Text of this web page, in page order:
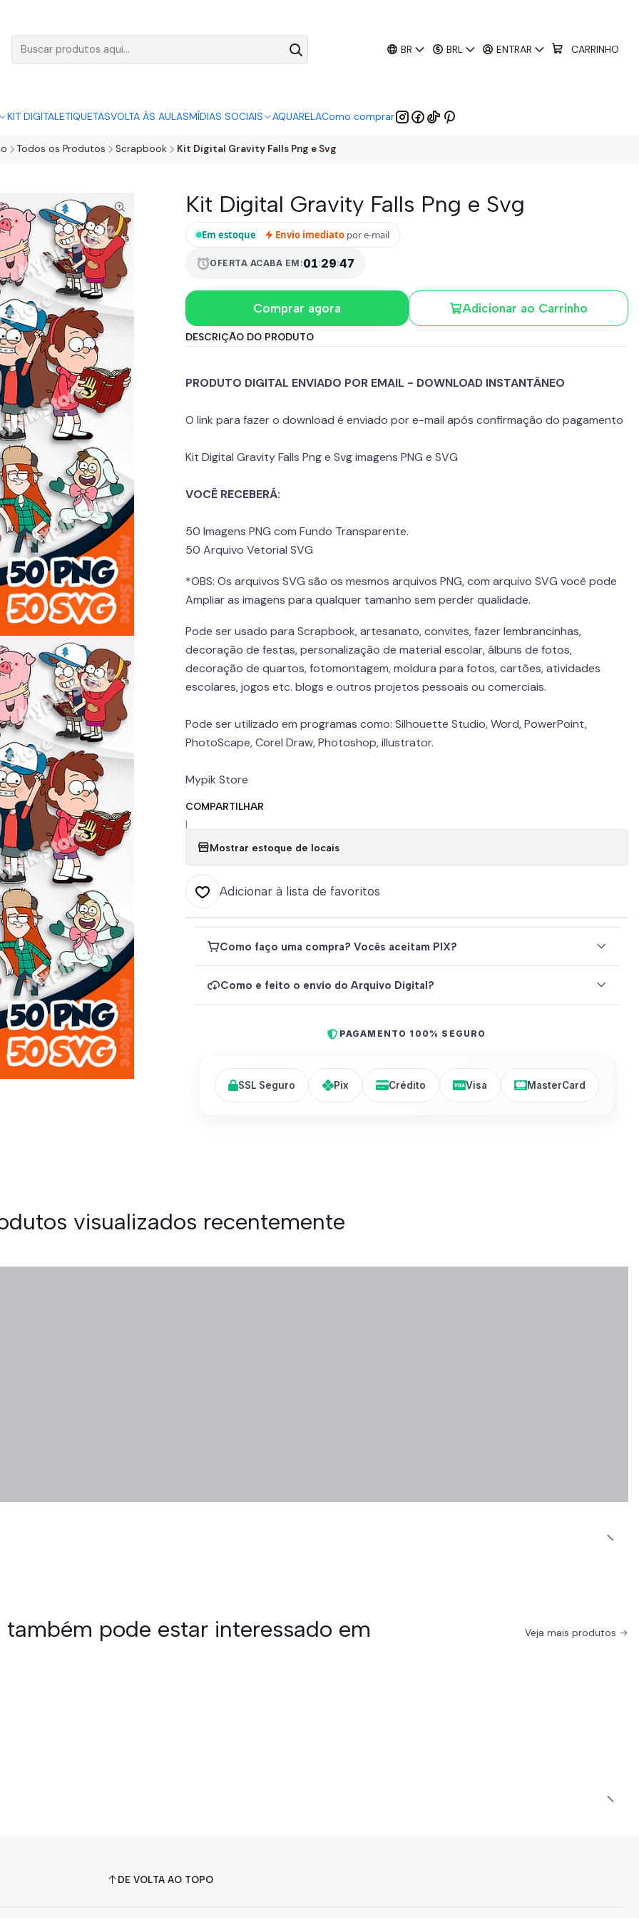
BR BRL ENTRAR CARRINHO
KIT DIGITALETIQUETASVOLTA ÀS AULASMÍDIAS SOCIAIS AQUARELAComo comprar
Todos os Produtos Scrapbook Kit Digital Gravity Falls Png e Svg
Kit Digital Gravity Falls Png e Svg
Em estoque Envio imediato por e-mail
alarmOFERTA ACABA EM:01:29:44
Adicionar ao Carrinho
Comprar agora
DESCRIÇÃO DO PRODUTO
PRODUTO DIGITAL ENVIADO POR EMAIL - DOWNLOAD INSTANTÂNEO
O link para fazer o download é enviado por e-mail após confirmação do pagamento
Kit Digital Gravity Falls Png e Svg imagens PNG e SVG
VOCÊ RECEBERÁ:
50 Imagens PNG com Fundo Transparente.
50 Arquivo Vetorial SVG
*OBS: Os arquivos SVG são os mesmos arquivos PNG, com arquivo SVG você pode
Ampliar as imagens para qualquer tamanho sem perder qualidade.
Pode ser usado para Scrapbook, artesanato, convites, fazer lembrancinhas,
decoração de festas, personalização de material escolar, álbuns de fotos,
decoração de quartos, fotomontagem, moldura para fotos, cartões, atividades
escolares, jogos etc. blogs e outros projetos pessoais ou comerciais.
Pode ser utilizado em programas como: Silhouette Studio, Word, PowerPoint,
PhotoScape, Corel Draw, Photoshop, illustrator.
Mypik Store
COMPARTILHAR
|
Mostrar estoque de locais
Adicionar à lista de favoritos
Como faço uma compra? Vocês aceitam PIX?
Como e feito o envio do Arquivo Digital?
PAGAMENTO 100% SEGURO
SSL Seguro Pix Crédito Visa MasterCard
visualizados recentemente
também pode estar interessado em Veja mais produtos
DE VOLTA AO TOPO